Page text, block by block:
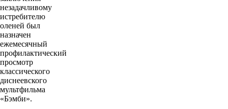
незадачливому
истребителю
оленей был
назначен
ежемесячный
профилактический
просмотр
классического
диснеевского
мультфильма
«Бэмби».